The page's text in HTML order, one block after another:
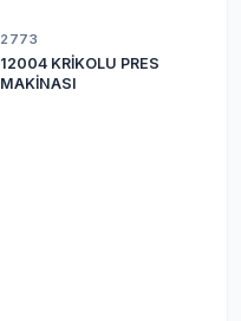
2773
12004 KRİKOLU PRES
MAKİNASI